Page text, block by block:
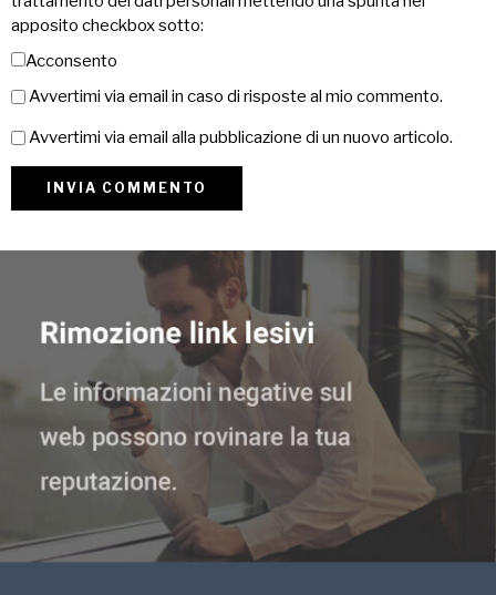
apposito checkbox sotto:
Acconsento
Avvertimi via email in caso di risposte al mio commento.
Avvertimi via email alla pubblicazione di un nuovo articolo.